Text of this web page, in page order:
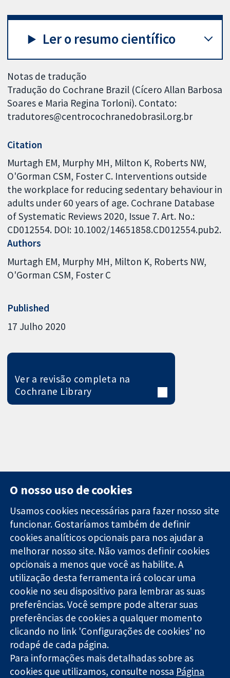
Ler o resumo científico
Notas de tradução
Tradução do Cochrane Brazil (Cícero Allan Barbosa
Soares e Maria Regina Torloni). Contato:
tradutores@centrocochranedobrasil.org.br
Citation
Murtagh EM, Murphy MH, Milton K, Roberts NW,
O'Gorman CSM, Foster C. Interventions outside
the workplace for reducing sedentary behaviour in
adults under 60 years of age. Cochrane Database
of Systematic Reviews 2020, Issue 7. Art. No.:
CD012554. DOI: 10.1002/14651858.CD012554.pub2.
Authors
Murtagh EM Murphy MH Milton K Roberts NW
O'Gorman CSM Foster C
Published
17 Julho 2020
Ver a revisão completa na
Cochrane Library
Evidências
confiáveis.
Decisões
informadas.
Melhor saúde.
11-13 Cavendish
Square
Londres
W1G 0AN
Reino Unido
Contato
Notícias
Assessoria de
imprensa
Sobre nós
Cochrane
Library
A Cochrane Collaboration é uma organização sem fins lucrativos
(caridade nº 1045921) e uma empresa limitada por garantia (nº
03044323) registrada na Inglaterra e no País de Gales.
O nosso uso de cookies
Usamos cookies necessárias para fazer nosso site
funcionar. Gostaríamos também de definir
cookies analíticos opcionais para nos ajudar a
melhorar nosso site. Não vamos definir cookies
opcionais a menos que você as habilite. A
utilização desta ferramenta irá colocar uma
cookie no seu dispositivo para lembrar as suas
preferências. Você sempre pode alterar suas
preferências de cookies a qualquer momento
clicando no link 'Configurações de cookies' no
rodapé de cada página.
Para informações mais detalhadas sobre as
cookies que utilizamos, consulte nossa Página